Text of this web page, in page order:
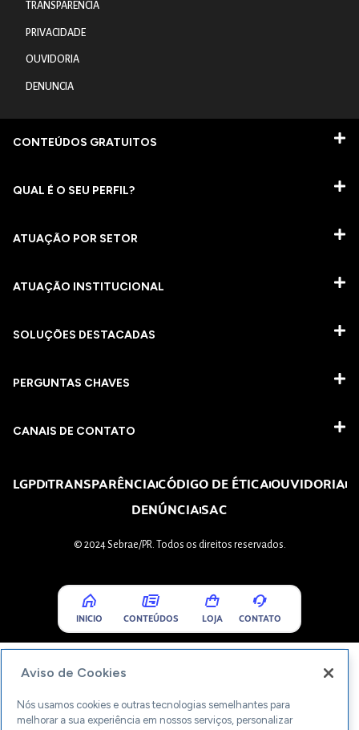
TRANSPARÊNCIA
PRIVACIDADE
OUVIDORIA
DENUNCIA
CONTEÚDOS GRATUITOS
QUAL É O SEU PERFIL?
ATUAÇÃO POR SETOR
ATUAÇÃO INSTITUCIONAL
SOLUÇÕES DESTACADAS
PERGUNTAS CHAVES​
CANAIS DE CONTATO
LGPDTRANSPARÊNCIACÓDIGO DE ÉTICAOUVIDORIA
DENÚNCIASAC
© 2024 Sebrae/PR. Todos os direitos reservados.
INICIO CONTEÚDOS LOJA CONTATO
Aviso de Cookies
Nós usamos cookies e outras tecnologias semelhantes para
melhorar a sua experiência em nossos serviços, personalizar